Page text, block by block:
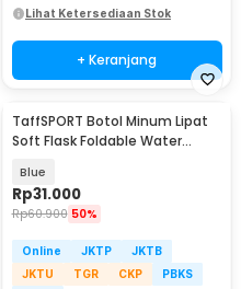
Lihat Ketersediaan Stok
+ Keranjang
TaffSPORT Botol Minum Lipat
Soft Flask Foldable Water
Blue
Rp31.000
Rp60.900 50%
Online JKTP
JKTB
JKTU
TGR CKP
PBKS